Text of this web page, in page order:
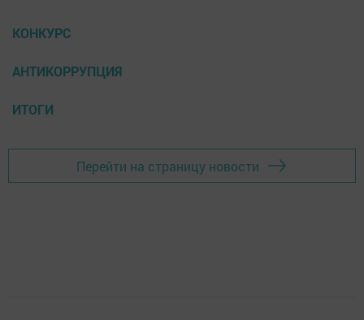
КОНКУРС
АНТИКОРРУПЦИЯ
ИТОГИ
Перейти на страницу новости